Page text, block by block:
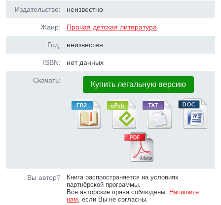
Издательство: неизвестно
Жанр: Прочая детская литература
Год: неизвестен
ISBN: нет данных
Скачать: Купить легальную версию
Вы автор?
Книга распространяется на условиях
партнёрской программы.
Все авторские права соблюдены. Напишите
нам, если Вы не согласны.